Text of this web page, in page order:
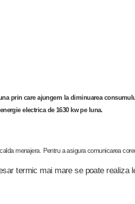
prin care ajungem la diminuarea
electrica de 1630 kw pe luna.
menajera. Pentru a asigura comunicarea
termic mai mare se poate